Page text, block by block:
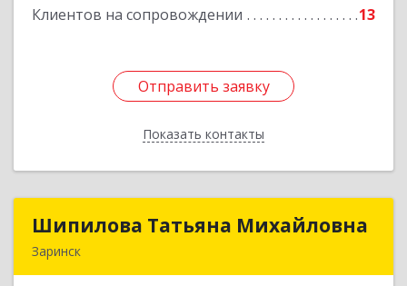
Клиентов на сопровождении 13
Отправить заявку
Показать контакты
Подробнее
Отправить заявку
Назад
Шипилова Татьяна Михайловна
Заринск
Шипилова Татьяна Михайловна